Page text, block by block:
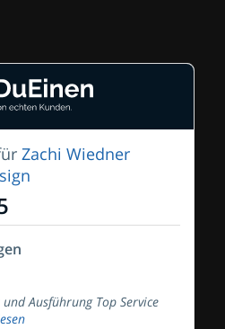
Zachi Wiedner
Ausführung Top Service